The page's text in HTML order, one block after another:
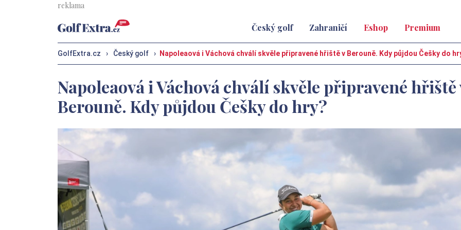
Český golf Zahraničí Eshop Premium
GolfExtra.cz › Český golf › Napoleaová i Váchová chválí skvěle připravené hřiště v Berouně. Kdy půjdou Češky do
Napoleaová i Váchová chválí skvěle připravené hřiště
Berouně. Kdy půjdou Češky do hry?